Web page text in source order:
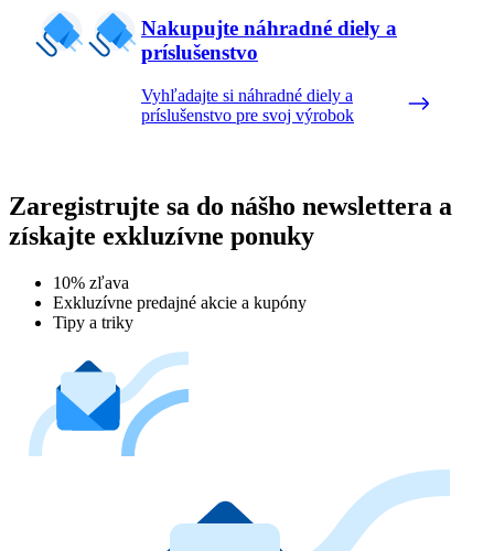
Nakupujte náhradné diely a
príslušenstvo
Vyhľadajte si náhradné diely a
príslušenstvo pre svoj výrobok
Zaregistrujte sa do nášho newslettera a
získajte exkluzívne ponuky
10% zľava
Exkluzívne predajné akcie a kupóny
Tipy a triky